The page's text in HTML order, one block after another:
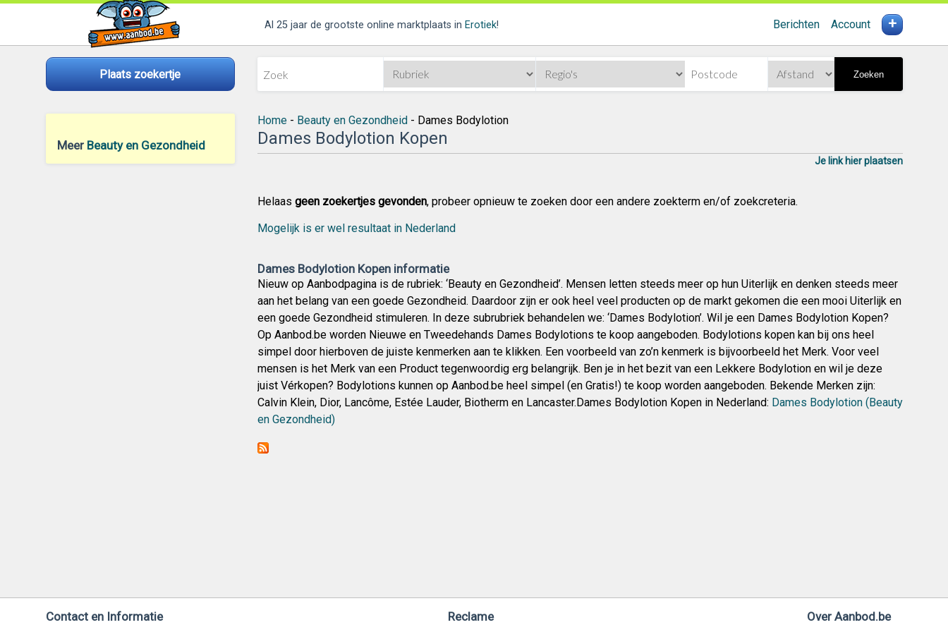
Al 25 jaar de grootste online marktplaats in Erotiek! Berichten Account +
Plaats zoekertje Zoeken
Meer Beauty en Gezondheid
Home- Beauty en Gezondheid- Dames Bodylotion
Dames Bodylotion Kopen
Je link hier plaatsen
Helaas geen zoekertjes gevonden, probeer opnieuw te zoeken door een andere zoekterm en/of zoekcreteria.
Mogelijk is er wel resultaat in Nederland
Dames Bodylotion Kopen informatie
Nieuw op Aanbodpagina is de rubriek: ‘Beauty en Gezondheid’. Mensen letten steeds meer op hun Uiterlijk en denken steeds meer
aan het belang van een goede Gezondheid. Daardoor zijn er ook heel veel producten op de markt gekomen die een mooi Uiterlijk en
een goede Gezondheid stimuleren. In deze subrubriek behandelen we: ‘Dames Bodylotion’. Wil je een Dames Bodylotion Kopen?
Op Aanbod.be worden Nieuwe en Tweedehands Dames Bodylotions te koop aangeboden. Bodylotions kopen kan bij ons heel
simpel door hierboven de juiste kenmerken aan te klikken. Een voorbeeld van zo’n kenmerk is bijvoorbeeld het Merk. Voor veel
mensen is het Merk van een Product tegenwoordig erg belangrijk. Ben je in het bezit van een Lekkere Bodylotion en wil je deze
juist Vérkopen? Bodylotions kunnen op Aanbod.be heel simpel (en Gratis!) te koop worden aangeboden. Bekende Merken zijn:
Calvin Klein, Dior, Lancôme, Estée Lauder, Biotherm en Lancaster.Dames Bodylotion Kopen in Nederland: Dames Bodylotion (Beauty
en Gezondheid)
Contact en Informatie Reclame Over Aanbod.be